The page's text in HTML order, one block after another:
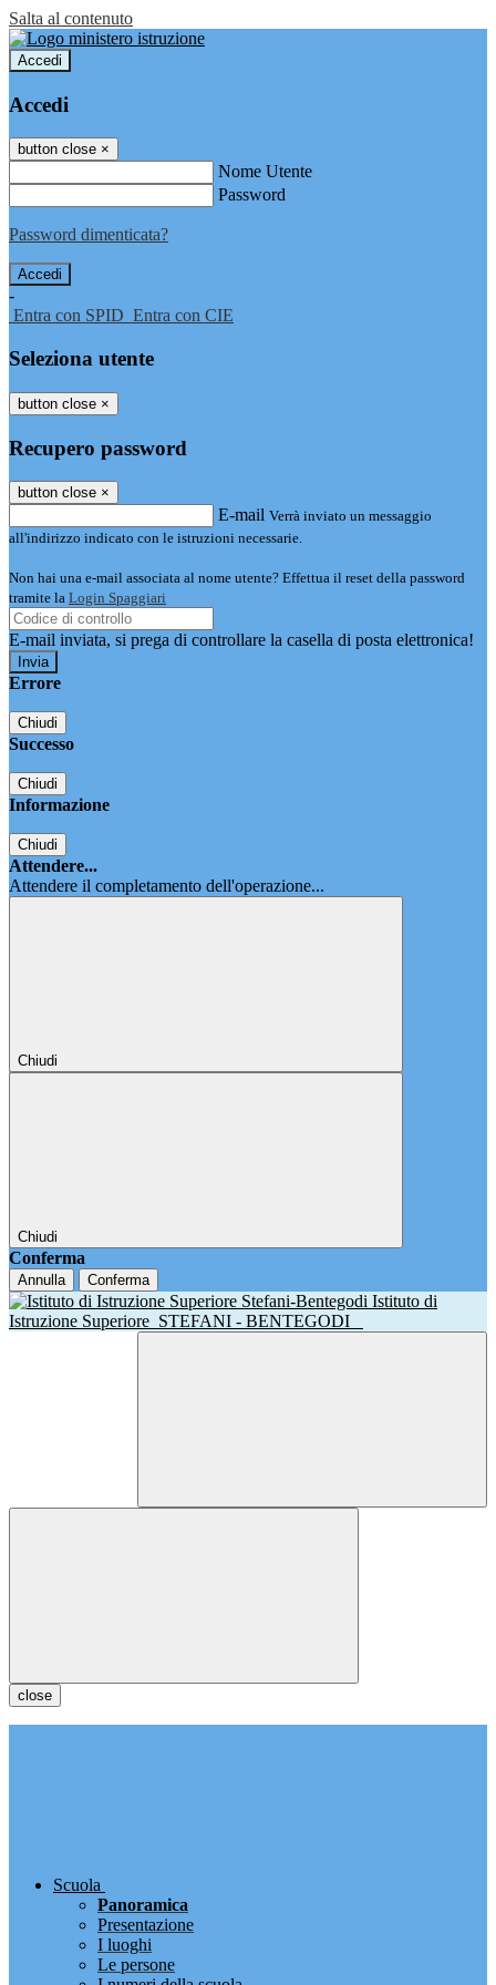
Salta al contenuto
Accedi
Accedi
button close ×
Nome Utente
Password
Password dimenticata?
-
Entra con SPID Entra con CIE
Seleziona utente
button close ×
Recupero password
button close ×
E-mail Verrà inviato un messaggio
all'indirizzo indicato con le istruzioni necessarie.
Non hai una e-mail associata al nome utente? Effettua il reset della password
tramite la Login Spaggiari
E-mail inviata, si prega di controllare la casella di posta elettronica!
Errore
Chiudi
Successo
Chiudi
Informazione
Chiudi
Attendere...
Attendere il completamento dell'operazione...
Chiudi
Chiudi
Conferma
Annulla Conferma
Istituto di
Istruzione Superiore STEFANI - BENTEGODI
close
Scuola
Panoramica
Presentazione
I luoghi
Le persone